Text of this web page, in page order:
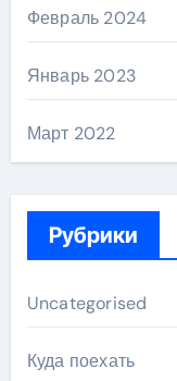
Февраль 2024
Январь 2023
Март 2022
Рубрики
Uncategorised
Куда поехать